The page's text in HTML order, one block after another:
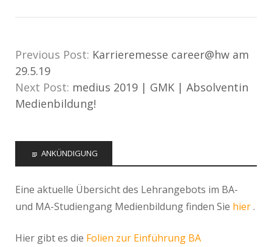
Previous Post: Karrieremesse career@hw am
29.5.19
Next Post: medius 2019 | GMK | Absolventin
Medienbildung!
ANKÜNDIGUNG
Eine aktuelle Übersicht des Lehrangebots im BA-
und MA-Studiengang Medienbildung finden Sie hier.
Hier gibt es die Folien zur Einführung BA